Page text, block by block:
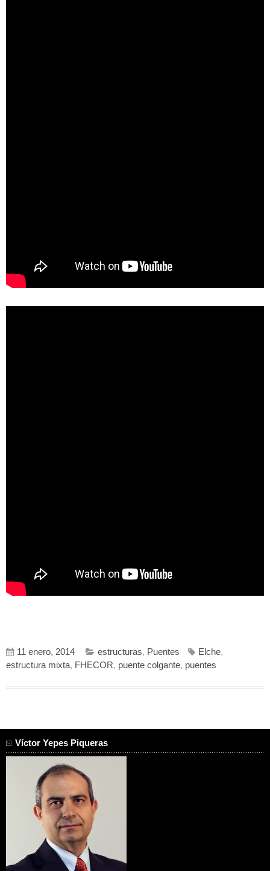
11 enero, 2014 estructuras, Puentes Elche,
estructura mixta, FHECOR, puente colgante, puentes
Víctor Yepes Piqueras